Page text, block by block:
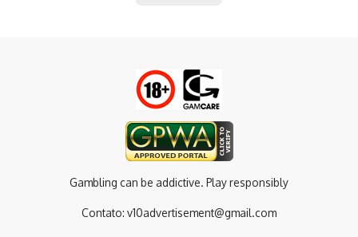
Gambling can be addictive. Play responsibly
Contato: v10advertisement@gmail.com